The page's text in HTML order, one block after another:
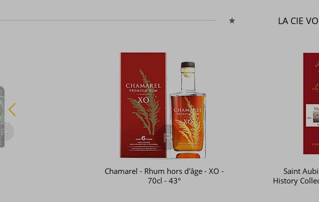
LA CIE
Saint Aubin - Rhum hors d'âge -
History Collection - Mauritius - 2004 -
New Grove
Plan -